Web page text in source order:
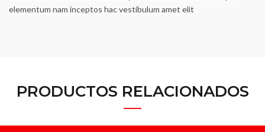
elementum nam inceptos hac vestibulum amet elit
PRODUCTOS RELACIONADOS